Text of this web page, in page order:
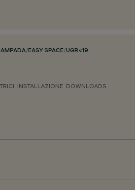
/EASY SPACE/UGR<19
INSTALLAZIONE DOWNLOADS